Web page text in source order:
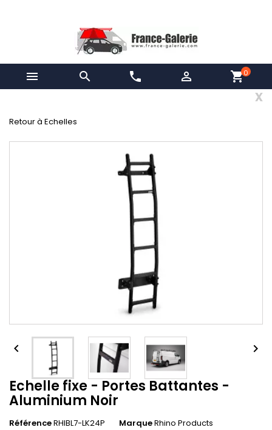
  phone  shopping_cart0
x
Retour à Echelles
 
Echelle fixe - Portes Battantes -
Aluminium Noir
RéférenceRHIBL7-LK24P MarqueRhino Products